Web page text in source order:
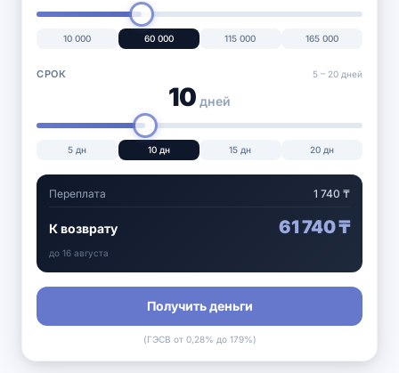
10 000 60 000 115 000 165 000
СРОК 5 – 20 дней
10 дней
5 дн 10 дн 15 дн 20 дн
Переплата 1 740 ₸
К возврату 61 740₸
до 16 августа
Получить деньги
(ГЭСВ от 0,28% до 179%)